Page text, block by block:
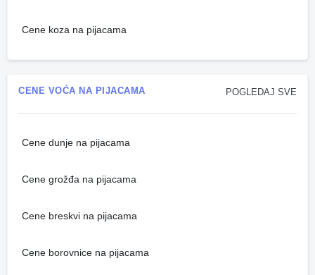
Cene koza na pijacama
POGLEDAJ SVE
CENE VOĆA NA PIJACAMA
Cene dunje na pijacama
Cene grožđa na pijacama
Cene breskvi na pijacama
Cene borovnice na pijacama